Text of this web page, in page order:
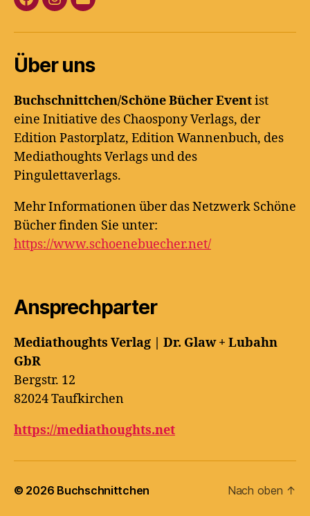
Facebook
Instagram
E-
Über uns
Buchschnittchen/Schöne Bücher Eventist
eine Initiative des Chaospony Verlags, der
Edition Pastorplatz, Edition Wannenbuch, des
Mediathoughts Verlags und des
Pingulettaverlags.
Mehr Informationen über das Netzwerk Schöne
Bücher finden Sie unter:
https://www.schoenebuecher.net/
Ansprechparter
Mediathoughts Verlag | Dr. Glaw + Lubahn
GbR
Bergstr. 12
82024 Taufkirchen
https://mediathoughts.net
© 2026 Buchschnittchen Nach oben ↑